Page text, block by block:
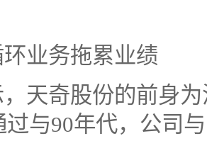
业务拖累业绩
天奇股份的前身
过与90年代，公司